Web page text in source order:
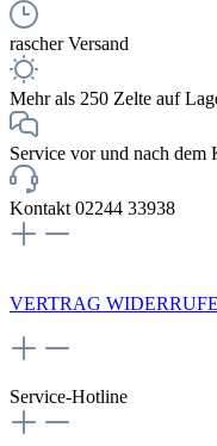
rascher Versand
Mehr als 250 Zelte auf
Service vor und nach dem
Kontakt 02244 33938
VERTRAG
Service-Hotline